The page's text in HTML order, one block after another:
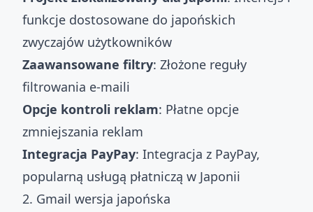
funkcje dostosowane do japońskich
zwyczajów użytkowników
Zaawansowane filtry: Złożone reguły
filtrowania e-maili
Opcje kontroli reklam: Płatne opcje
zmniejszania reklam
Integracja PayPay: Integracja z PayPay,
popularną usługą płatniczą w Japonii
2. Gmail wersja japońska